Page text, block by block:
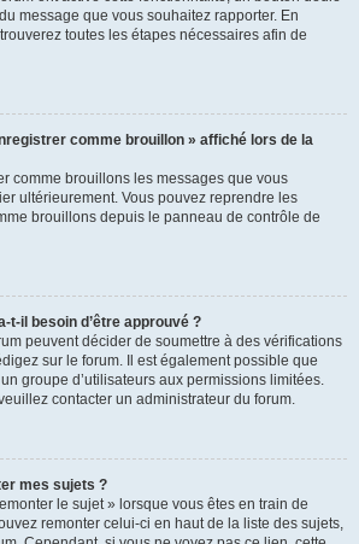
message que vous souhaitez rapporter. En
toutes les étapes nécessaires afin de
comme brouillon » affiché lors de la
comme brouillons les messages que vous
ultérieurement. Vous pouvez reprendre les
brouillons depuis le panneau de contrôle de
t-il besoin d’être approuvé ?
peuvent décider de soumettre à des vérifications
sur le forum. Il est également possible que
groupe d’utilisateurs aux permissions limitées.
contacter un administrateur du forum.
mes sujets ?
le sujet » lorsque vous êtes en train de
remonter celui-ci en haut de la liste des sujets,